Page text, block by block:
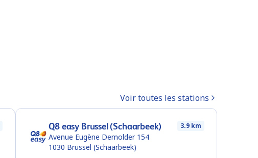
Voir toutes les stations
Q8 easy Brussel (Schaarbeek) 3.9 km
Avenue Eugène Demolder 154
1030 Brussel (Schaarbeek)